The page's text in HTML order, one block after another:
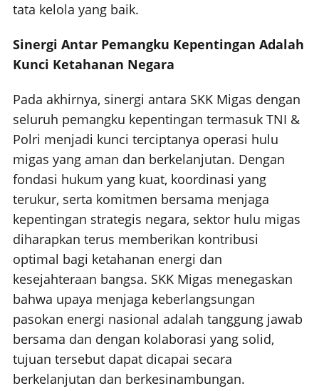
tata kelola yang baik.
Sinergi Antar Pemangku Kepentingan Adalah
Kunci Ketahanan Negara
Pada akhirnya, sinergi antara SKK Migas dengan
seluruh pemangku kepentingan termasuk TNI &
Polri menjadi kunci terciptanya operasi hulu
migas yang aman dan berkelanjutan. Dengan
fondasi hukum yang kuat, koordinasi yang
terukur, serta komitmen bersama menjaga
kepentingan strategis negara, sektor hulu migas
diharapkan terus memberikan kontribusi
optimal bagi ketahanan energi dan
kesejahteraan bangsa. SKK Migas menegaskan
bahwa upaya menjaga keberlangsungan
pasokan energi nasional adalah tanggung jawab
bersama dan dengan kolaborasi yang solid,
tujuan tersebut dapat dicapai secara
berkelanjutan dan berkesinambungan.